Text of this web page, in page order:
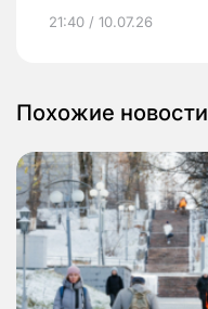
21:40 / 10.07.26
Похожие новости